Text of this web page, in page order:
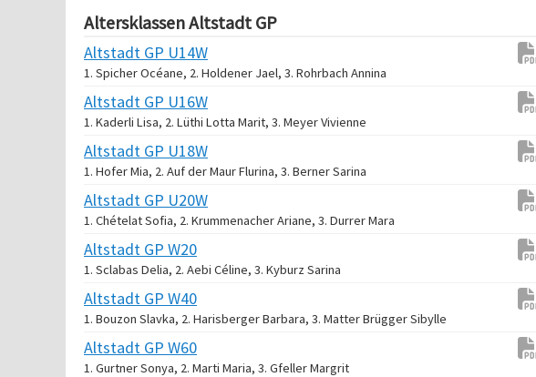
Altersklassen Altstadt GP
Altstadt GP U14W
1. Spicher Océane, 2. Holdener Jael, 3. Rohrbach Annina
Altstadt GP U16W
1. Kaderli Lisa, 2. Lüthi Lotta Marit, 3. Meyer Vivienne
Altstadt GP U18W
1. Hofer Mia, 2. Auf der Maur Flurina, 3. Berner Sarina
Altstadt GP U20W
1. Chételat Sofia, 2. Krummenacher Ariane, 3. Durrer Mara
Altstadt GP W20
1. Sclabas Delia, 2. Aebi Céline, 3. Kyburz Sarina
Altstadt GP W40
1. Bouzon Slavka, 2. Harisberger Barbara, 3. Matter Brügger Sibylle
Altstadt GP W60
1. Gurtner Sonya, 2. Marti Maria, 3. Gfeller Margrit